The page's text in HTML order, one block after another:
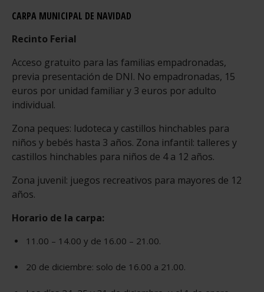
CARPA MUNICIPAL DE NAVIDAD
Recinto Ferial
Acceso gratuito para las familias empadronadas,
previa presentación de DNI. No empadronadas, 15
euros por unidad familiar y 3 euros por adulto
individual.
Zona peques: ludoteca y castillos hinchables para
niños y bebés hasta 3 años. Zona infantil: talleres y
castillos hinchables para niños de 4 a 12 años.
Zona juvenil: juegos recreativos para mayores de 12
años.
Horario de la carpa:
11.00 – 14.00 y de 16.00 – 21.00.
20 de diciembre: solo de 16.00 a 21.00.